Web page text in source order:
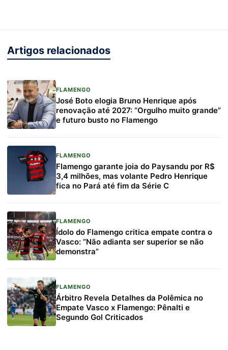
Artigos relacionados
FLAMENGO
José Boto elogia Bruno Henrique após
renovação até 2027: “Orgulho muito grande”
e futuro busto no Flamengo
FLAMENGO
Flamengo garante joia do Paysandu por R$
3,4 milhões, mas volante Pedro Henrique
fica no Pará até fim da Série C
FLAMENGO
Ídolo do Flamengo critica empate contra o
Vasco: “Não adianta ser superior se não
demonstra”
FLAMENGO
Árbitro Revela Detalhes da Polêmica no
Empate Vasco x Flamengo: Pênalti e
Segundo Gol Criticados